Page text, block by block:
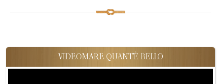
VIDEOMARE QUANT'È BELLO